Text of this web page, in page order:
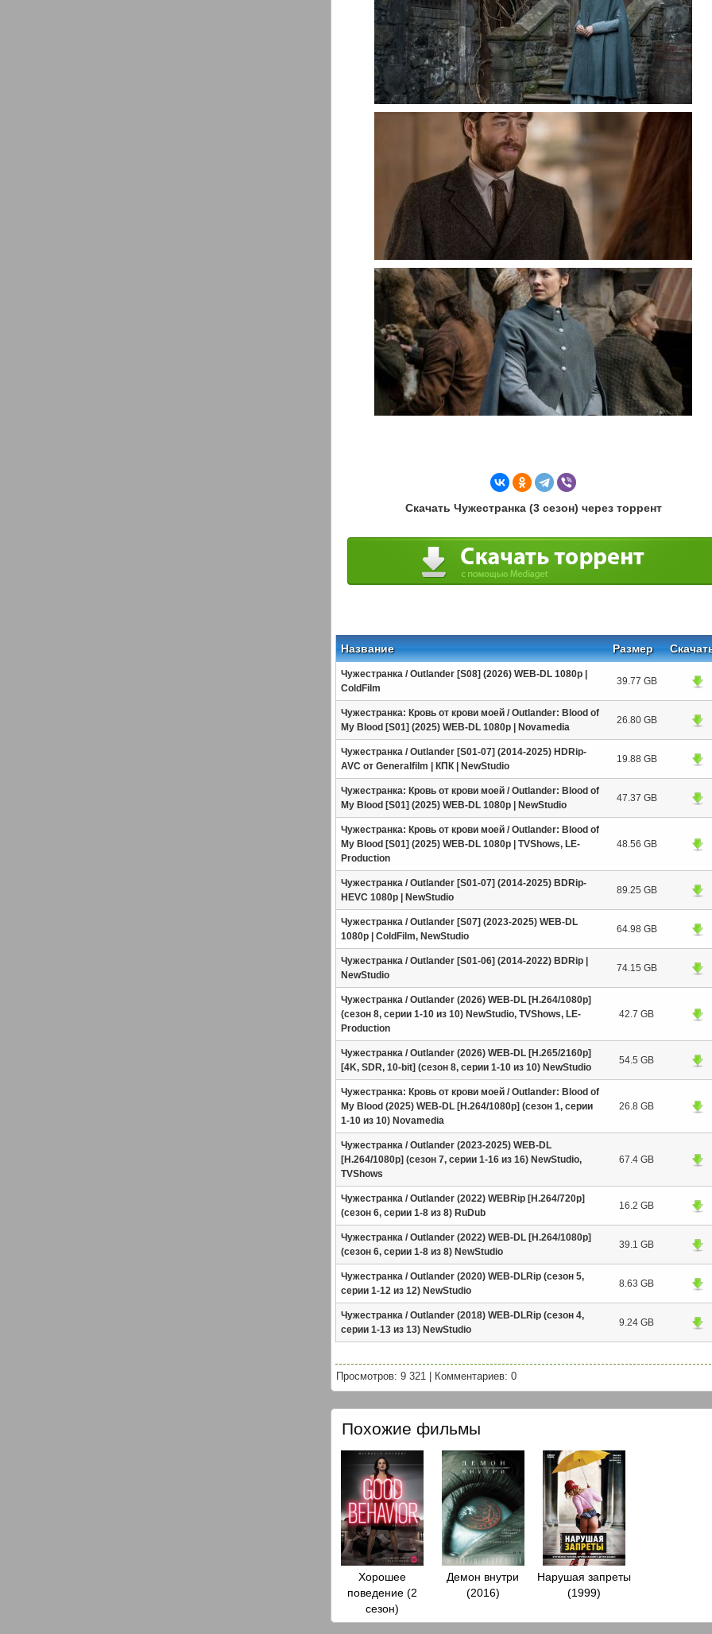
Скачать Чужестранка (3 сезон) через торрент
Название Размер
Чужестранка / Outlander [S08] (2026) WEB-DL 1080p |
ColdFilm
39.77 GB
Чужестранка: Кровь от крови моей / Outlander: Blood of
My Blood [S01] (2025) WEB-DL 1080p | Novamedia
26.80 GB
Чужестранка / Outlander [S01-07] (2014-2025) HDRip-
AVC от Generalfilm | КПК | NewStudio
19.88 GB
Чужестранка: Кровь от крови моей / Outlander: Blood of
My Blood [S01] (2025) WEB-DL 1080p | NewStudio
47.37 GB
Чужестранка: Кровь от крови моей / Outlander: Blood of
My Blood [S01] (2025) WEB-DL 1080p | TVShows, LE-
Production
48.56 GB
Чужестранка / Outlander [S01-07] (2014-2025) BDRip-
HEVC 1080p | NewStudio
89.25 GB
Чужестранка / Outlander [S07] (2023-2025) WEB-DL
1080p | ColdFilm, NewStudio
64.98 GB
Чужестранка / Outlander [S01-06] (2014-2022) BDRip |
NewStudio
74.15 GB
Чужестранка / Outlander (2026) WEB-DL [H.264/1080p]
(сезон 8, серии 1-10 из 10) NewStudiо, TVShows, LE-
Production
42.7 GB
Чужестранка / Outlander (2026) WEB-DL [H.265/2160p]
[4K, SDR, 10-bit] (сезон 8, серии 1-10 из 10) NewStudiо
54.5 GB
Чужестранка: Кровь от крови моей / Outlander: Blood of
My Blood (2025) WEB-DL [H.264/1080p] (сезон 1, серии
1-10 из 10) Novamedia
26.8 GB
Чужестранка / Outlander (2023-2025) WEB-DL
[H.264/1080p] (сезон 7, серии 1-16 из 16) NewStudiо,
TVShows
67.4 GB
Чужестранка / Outlander (2022) WEBRip [H.264/720p]
(сезон 6, серии 1-8 из 8) RuDub
16.2 GB
Чужестранка / Outlander (2022) WEB-DL [H.264/1080p]
(сезон 6, серии 1-8 из 8) NewStudio
39.1 GB
Чужестранка / Outlander (2020) WEB-DLRip (сезон 5,
серии 1-12 из 12) NewStudio
8.63 GB
Чужестранка / Outlander (2018) WEB-DLRip (сезон 4,
серии 1-13 из 13) NewStudio
9.24 GB
Просмотров: 9 321 Комментариев: 0
Похожие фильмы
Хорошее
поведение (2
сезон)
Демон внутри
(2016)
Нарушая запреты
(1999)